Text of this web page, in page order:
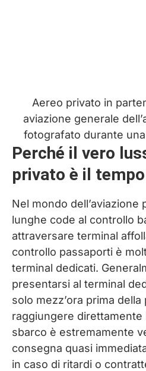
Aereo privato in
aviazione generale
fotografato durante
Perché il vero
privato è il tempo
Nel mondo dell’aviazione
lunghe code al controllo
attraversare terminal
controllo passaporti è
terminal dedicati.
presentarsi al terminal
solo mezz’ora prima
raggiungere direttamente
sbarco è estremamente
consegna quasi
in caso di ritardi o